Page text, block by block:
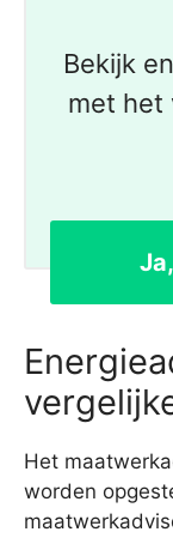
Bekijk
met het
Het
worden